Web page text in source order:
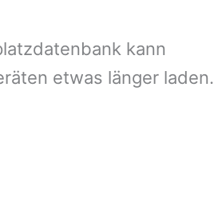
kann
etwas länger laden.